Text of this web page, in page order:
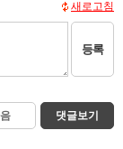
새로고침
등록
댓글보기